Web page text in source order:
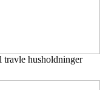
travle husholdninger